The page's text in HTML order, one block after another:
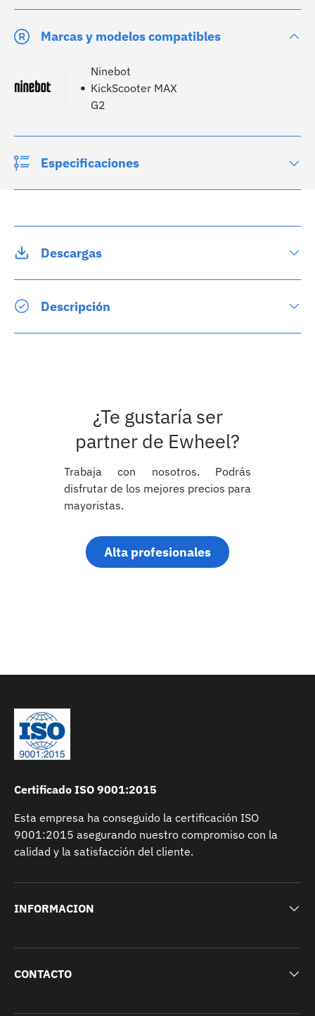
Marcas y modelos compatibles
Ninebot
KickScooter MAX
G2
Especificaciones
Descargas
Descripción
¿Te gustaría ser
partner de Ewheel?
Trabaja con nosotros. Podrás
disfrutar de los mejores precios para
mayoristas.
Alta profesionales
Certificado ISO 9001:2015
Esta empresa ha conseguido la certificación ISO
9001:2015 asegurando nuestro compromiso con la
calidad y la satisfacción del cliente.
INFORMACION
CONTACTO